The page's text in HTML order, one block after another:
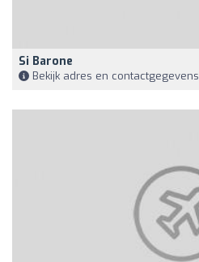
Si Barone
Bekijk adres en contactgegevens